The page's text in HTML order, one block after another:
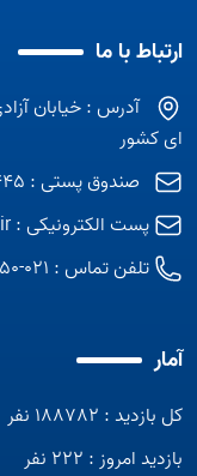
ارتباط با ما
آدرس : خیابان
ای کشور
صندوق پستی : 818/13445
پست الکترونیکی :
تلفن تماس : 021-66941250
آمار
کل بازدید : 188782 نفر
بازدید امروز : 222 نفر